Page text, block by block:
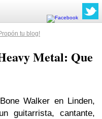
tu blog!
Metal: Que
Walker en Linden,
guitarrista, cantante,